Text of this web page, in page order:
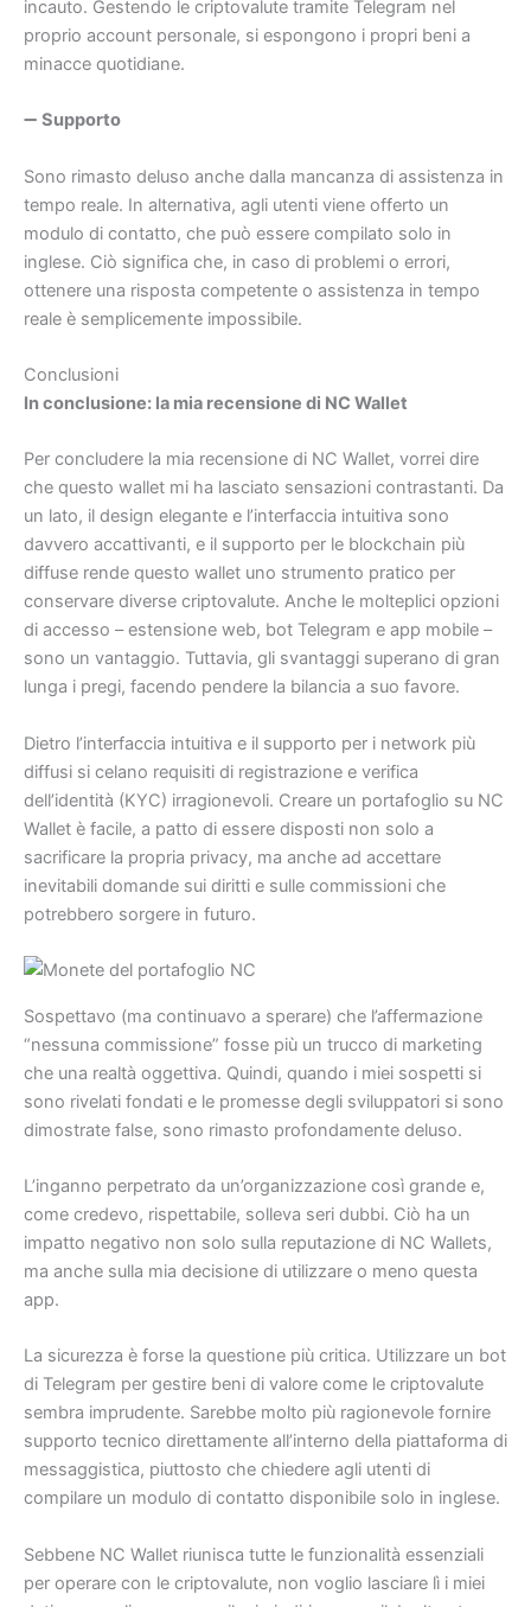
incauto. Gestendo le criptovalute tramite Telegram nel
proprio account personale, si espongono i propri beni a
minacce quotidiane.
➖ Supporto
Sono rimasto deluso anche dalla mancanza di assistenza in
tempo reale. In alternativa, agli utenti viene offerto un
modulo di contatto, che può essere compilato solo in
inglese. Ciò significa che, in caso di problemi o errori,
ottenere una risposta competente o assistenza in tempo
reale è semplicemente impossibile.
Conclusioni
In conclusione: la mia recensione di NC Wallet
Per concludere la mia recensione di NC Wallet, vorrei dire
che questo wallet mi ha lasciato sensazioni contrastanti. Da
un lato, il design elegante e l’interfaccia intuitiva sono
davvero accattivanti, e il supporto per le blockchain più
diffuse rende questo wallet uno strumento pratico per
conservare diverse criptovalute. Anche le molteplici opzioni
di accesso – estensione web, bot Telegram e app mobile –
sono un vantaggio. Tuttavia, gli svantaggi superano di gran
lunga i pregi, facendo pendere la bilancia a suo favore.
Dietro l’interfaccia intuitiva e il supporto per i network più
diffusi si celano requisiti di registrazione e verifica
dell’identità (KYC) irragionevoli. Creare un portafoglio su NC
Wallet è facile, a patto di essere disposti non solo a
sacrificare la propria privacy, ma anche ad accettare
inevitabili domande sui diritti e sulle commissioni che
potrebbero sorgere in futuro.
Sospettavo (ma continuavo a sperare) che l’affermazione
“nessuna commissione” fosse più un trucco di marketing
che una realtà oggettiva. Quindi, quando i miei sospetti si
sono rivelati fondati e le promesse degli sviluppatori si sono
dimostrate false, sono rimasto profondamente deluso.
L’inganno perpetrato da un’organizzazione così grande e,
come credevo, rispettabile, solleva seri dubbi. Ciò ha un
impatto negativo non solo sulla reputazione di NC Wallets,
ma anche sulla mia decisione di utilizzare o meno questa
app.
La sicurezza è forse la questione più critica. Utilizzare un bot
di Telegram per gestire beni di valore come le criptovalute
sembra imprudente. Sarebbe molto più ragionevole fornire
supporto tecnico direttamente all’interno della piattaforma di
messaggistica, piuttosto che chiedere agli utenti di
compilare un modulo di contatto disponibile solo in inglese.
Sebbene NC Wallet riunisca tutte le funzionalità essenziali
per operare con le criptovalute, non voglio lasciare lì i miei